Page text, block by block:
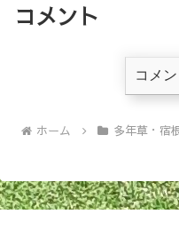
コメント
コメ
ホーム 多年草・宿